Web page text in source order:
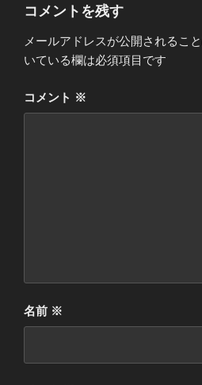
コメントを残す
メールアドレスが公開されるこ
いている欄は必須項目です
コメント ※
名前 ※